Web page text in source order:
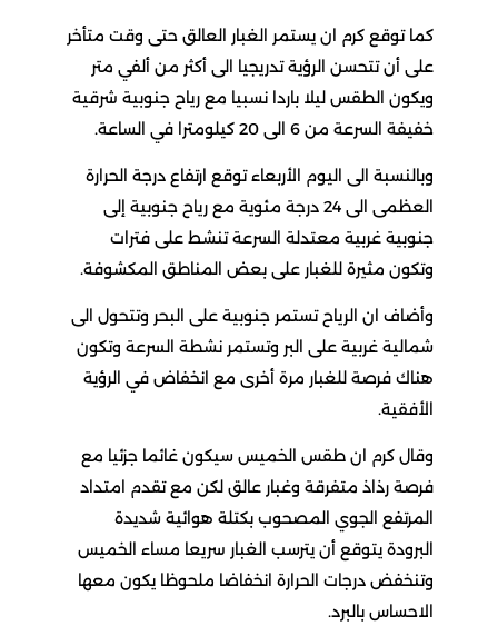
كما توقع كرم ان يستمر الغبار العالق حتى وقت متأخر
على أن تتحسن الرؤية تدريجيا الى أكثر من ألفي متر
ويكون الطقس ليلا باردا نسبيا مع رياح جنوبية شرقية
خفيفة السرعة من 6 الى 20 كيلومترا في الساعة.
وبالنسبة الى اليوم الأربعاء توقع ارتفاع درجة الحرارة
العظمى الى 24 درجة مئوية مع رياح جنوبية إلى
جنوبية غربية معتدلة السرعة تنشط على فترات
وتكون مثيرة للغبار على بعض المناطق المكشوفة.
وأضاف ان الرياح تستمر جنوبية على البحر وتتحول الى
شمالية غربية على البر وتستمر نشطة السرعة وتكون
هناك فرصة للغبار مرة أخرى مع انخفاض في الرؤية
الأفقية.
وقال كرم ان طقس الخميس سيكون غائما جزئيا مع
فرصة رذاذ متفرقة وغبار عالق لكن مع تقدم امتداد
المرتفع الجوي المصحوب بكتلة هوائية شديدة
البرودة يتوقع أن يترسب الغبار سريعا مساء الخميس
وتنخفض درجات الحرارة انخفاضا ملحوظا يكون معها
الاحساس بالبرد.